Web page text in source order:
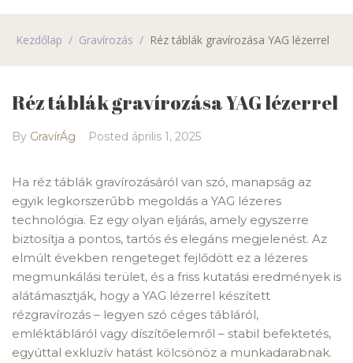
Kezdőlap / Gravírozás / Réz táblák gravírozása YAG lézerrel
Réz táblák gravírozása YAG lézerrel
By GravírÁg Posted április 1, 2025
Ha réz táblák gravírozásáról van szó, manapság az
egyik legkorszerűbb megoldás a YAG lézeres
technológia. Ez egy olyan eljárás, amely egyszerre
biztosítja a pontos, tartós és elegáns megjelenést. Az
elmúlt években rengeteget fejlődött ez a lézeres
megmunkálási terület, és a friss kutatási eredmények is
alátámasztják, hogy a YAG lézerrel készített
rézgravírozás – legyen szó céges tábláról,
emléktábláról vagy díszítőelemről – stabil befektetés,
egyúttal exkluzív hatást kölcsönöz a munkadarabnak.